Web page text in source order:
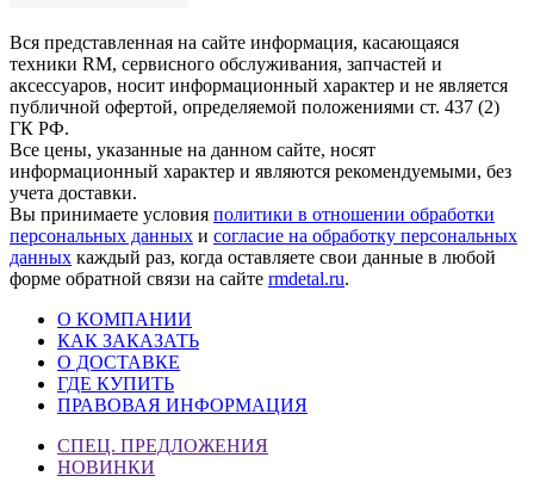
Вся представленная на сайте информация, касающаяся
техники RM, сервисного обслуживания, запчастей и
аксессуаров, носит информационный характер и не является
публичной офертой, определяемой положениями ст. 437 (2)
ГК РФ.
Все цены, указанные на данном сайте, носят
информационный характер и являются рекомендуемыми, без
учета доставки.
Вы принимаете условия политики в отношении обработки
персональных данных и согласие на обработку персональных
данных каждый раз, когда оставляете свои данные в любой
форме обратной связи на сайте rmdetal.ru.
О КОМПАНИИ
КАК ЗАКАЗАТЬ
О ДОСТАВКЕ
ГДЕ КУПИТЬ
ПРАВОВАЯ ИНФОРМАЦИЯ
СПЕЦ. ПРЕДЛОЖЕНИЯ
НОВИНКИ